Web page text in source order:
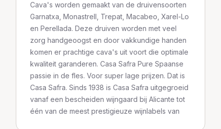
Cava's worden gemaakt van de druivensoorten
Garnatxa, Monastrell, Trepat, Macabeo, Xarel-Lo
en Perellada. Deze druiven worden met veel
zorg handgeoogst en door vakkundige handen
komen er prachtige cava's uit voort die optimale
kwaliteit garanderen. Casa Safra Pure Spaanse
passie in de fles. Voor super lage prijzen. Dat is
Casa Safra. Sinds 1938 is Casa Safra uitgegroeid
vanaf een bescheiden wijngaard bij Alicante tot
één van de meest prestigieuze wijnlabels van